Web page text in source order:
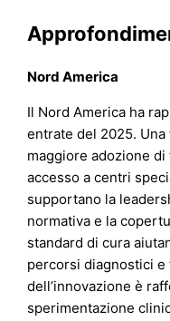
Nord America
Il Nord America ha
entrate del 2025.
maggiore adozione
accesso a centri
supportano la
normativa e la
standard di cura
percorsi diagnostici e
dell’innovazione è
sperimentazione